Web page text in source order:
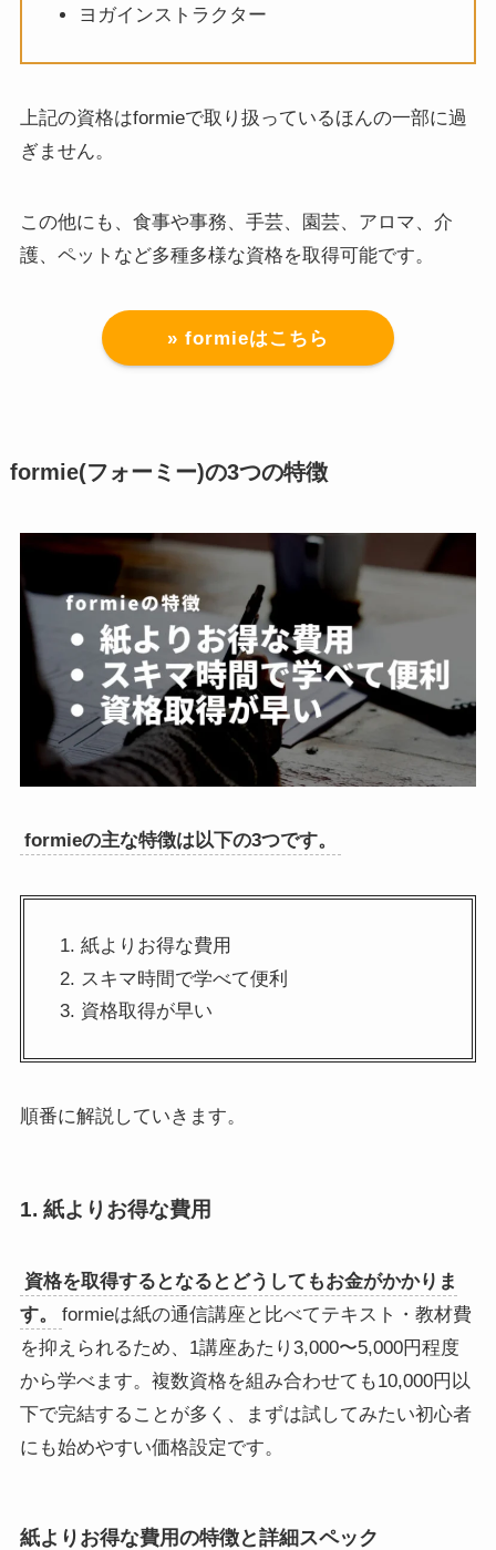
ヨガインストラクター
上記の資格はformieで取り扱っているほんの一部に過
ぎません。
この他にも、食事や事務、手芸、園芸、アロマ、介
護、ペットなど多種多様な資格を取得可能です。
» formieはこちら
formie(フォーミー)の3つの特徴
formieの主な特徴は以下の3つです。
紙よりお得な費用
スキマ時間で学べて便利
資格取得が早い
順番に解説していきます。
1. 紙よりお得な費用
資格を取得するとなるとどうしてもお金がかかりま
す。
formieは紙の通信講座と比べてテキスト・教材費
を抑えられるため、1講座あたり3,000〜5,000円程度
から学べます。複数資格を組み合わせても10,000円以
下で完結することが多く、まずは試してみたい初心者
にも始めやすい価格設定です。
紙よりお得な費用の特徴と詳細スペック